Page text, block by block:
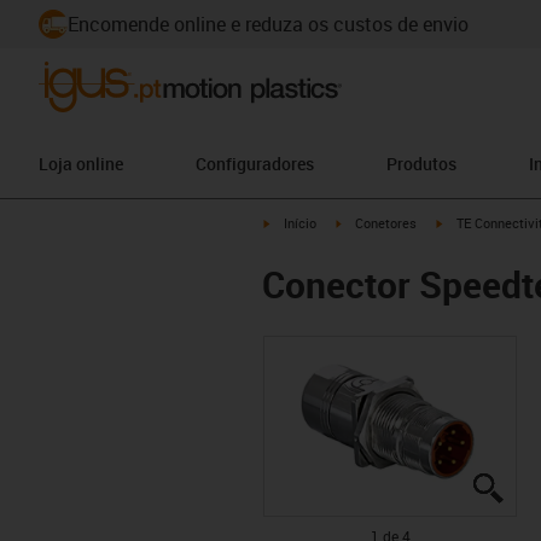
Encomende online e reduza os custos de envio
Loja online Configuradores Produtos
igus-icon-arrow-right
Início igus-icon-arrow-right
Conetores igus-icon-
TE
Conector
1 de 4